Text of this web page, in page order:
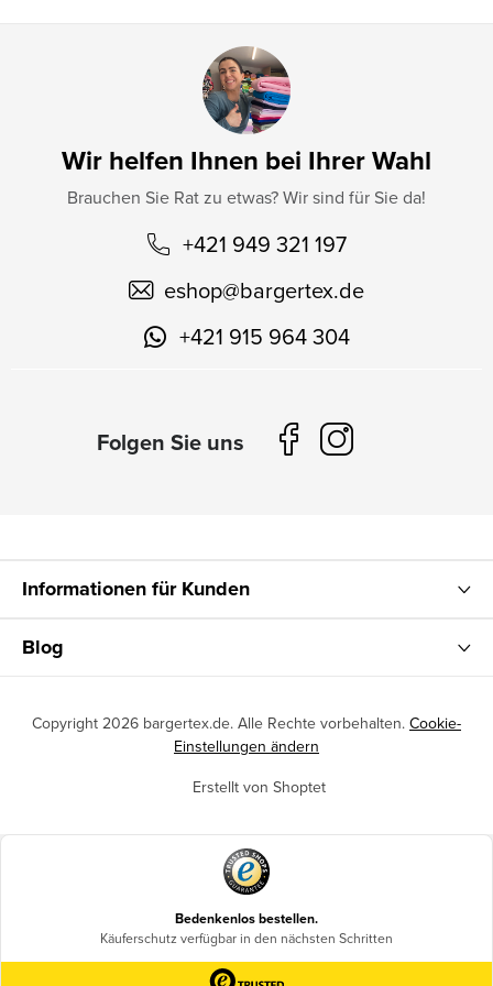
Wir helfen Ihnen bei Ihrer Wahl
Brauchen Sie Rat zu etwas? Wir sind für Sie da!
+421 949 321 197
eshop@bargertex.de
+421 915 964 304
Informationen für Kunden
Blog
Erstellt von Shoptet
Copyright 2026 bargertex.de. Alle Rechte vorbehalten. Cookie-
Einstellungen ändern